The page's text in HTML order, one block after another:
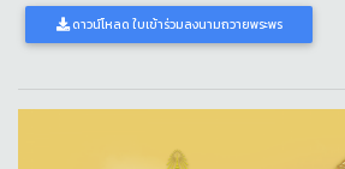
ดาวน์โหลด ใบเข้าร่วมลงนามถวายพระพร